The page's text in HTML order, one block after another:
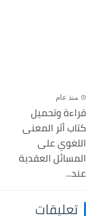
منذ عام
قراءة وتحميل
كتاب أثر المعنى
اللغوي على
المسائل العقدية
عند...
تعليقات